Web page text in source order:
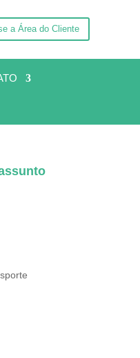
a Área do Cliente